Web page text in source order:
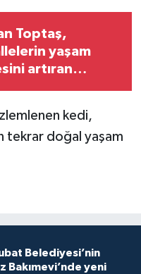
Toptaş,
yaşam
artıran
kedi,
tekrar doğal yaşam
Belediyesi’nin
Bakımevi’nde yeni